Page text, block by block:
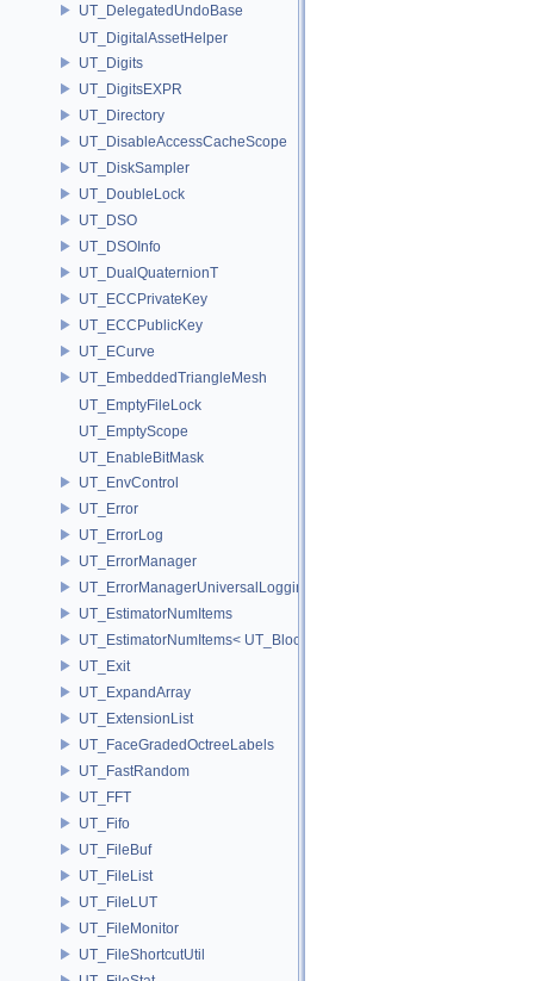
UT_DelegatedUndoBase
UT_DigitalAssetHelper
UT_Digits
UT_DigitsEXPR
UT_Directory
UT_DisableAccessCacheScope
UT_DiskSampler
UT_DoubleLock
UT_DSO
UT_DSOInfo
UT_DualQuaternionT
UT_ECCPrivateKey
UT_ECCPublicKey
UT_ECurve
UT_EmbeddedTriangleMesh
UT_EmptyFileLock
UT_EmptyScope
UT_EnableBitMask
UT_EnvControl
UT_Error
UT_ErrorLog
UT_ErrorManager
UT_ErrorManagerUniversalLoggingScope
UT_EstimatorNumItems
UT_EstimatorNumItems< UT_BlockedRange2D< T > >
UT_Exit
UT_ExpandArray
UT_ExtensionList
UT_FaceGradedOctreeLabels
UT_FastRandom
UT_FFT
UT_Fifo
UT_FileBuf
UT_FileList
UT_FileLUT
UT_FileMonitor
UT_FileShortcutUtil